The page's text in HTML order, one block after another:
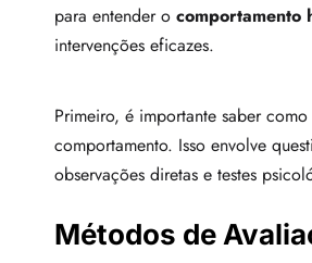
para entender o comportamento
intervenções eficazes.
Primeiro, é importante saber
comportamento. Isso envolve
observações diretas e testes
Métodos de